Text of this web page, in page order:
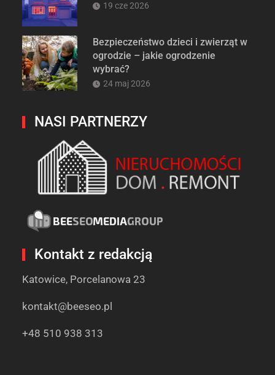
19 cze 2026
Bezpieczeństwo dzieci i zwierząt w
ogrodzie – jakie ogrodzenie
wybrać?
24 maj 2026
NASI PARTNERZY
Kontakt z redakcją
Katowice, Porcelanowa 23
kontakt@beeseo.pl
+48 510 938 313